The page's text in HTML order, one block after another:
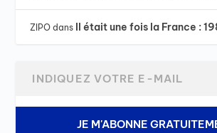
ZIPO dans Il était une fois la France :
JE M'ABONNE